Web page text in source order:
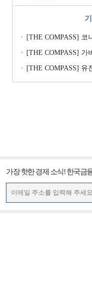
[THE COMPASS] 코나아
[THE COMPASS] 가비아,
[THE COMPASS] 유진투자증권, 빅웨
가장 핫한 경제 소식! 한국금